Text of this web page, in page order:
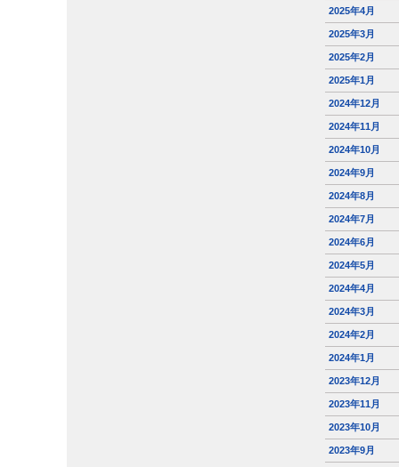
2025年4月
2025年3月
2025年2月
2025年1月
2024年12月
2024年11月
2024年10月
2024年9月
2024年8月
2024年7月
2024年6月
2024年5月
2024年4月
2024年3月
2024年2月
2024年1月
2023年12月
2023年11月
2023年10月
2023年9月